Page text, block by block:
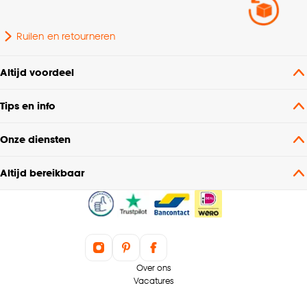
Ruilen en retourneren
Altijd voordeel
Tips en info
Onze diensten
Altijd bereikbaar
Over ons
Vacatures